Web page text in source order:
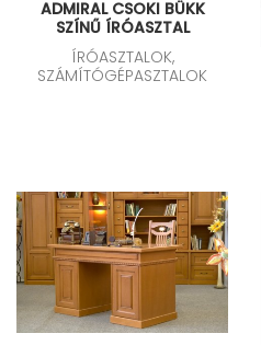
ADMIRAL CSOKI BÜKK
SZÍNŰ ÍRÓASZTAL
ÍRÓASZTALOK,
SZÁMÍTÓGÉPASZTALOK